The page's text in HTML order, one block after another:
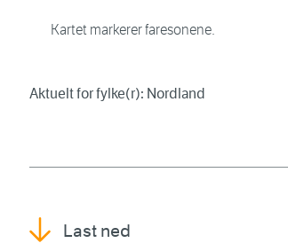
Kartet markerer faresonene.
Aktuelt for fylke(r): Nordland
Last ned